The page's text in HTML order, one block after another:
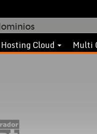
Hosting Cloud Multi